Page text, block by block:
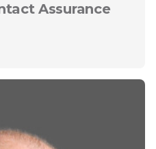
Assurance